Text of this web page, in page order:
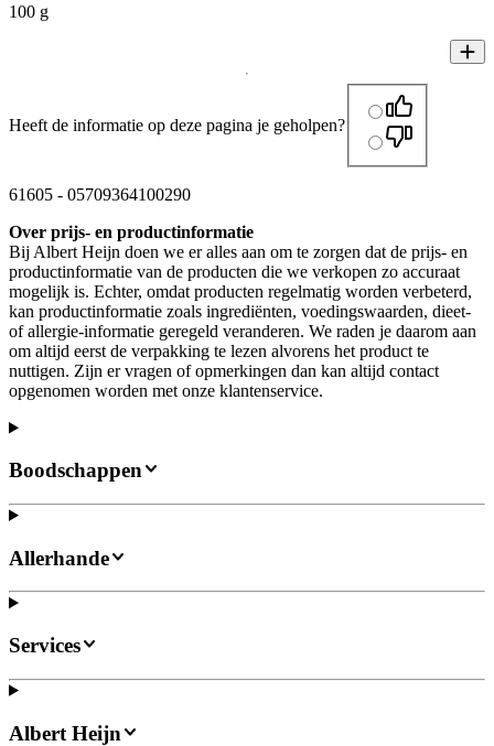
100 g
Heeft de informatie op deze pagina je geholpen?
61605 - 05709364100290
Over prijs- en productinformatie
Bij Albert Heijn doen we er alles aan om te zorgen dat de prijs- en
productinformatie van de producten die we verkopen zo accuraat
mogelijk is. Echter, omdat producten regelmatig worden verbeterd,
kan productinformatie zoals ingrediënten, voedingswaarden, dieet-
of allergie-informatie geregeld veranderen. We raden je daarom aan
om altijd eerst de verpakking te lezen alvorens het product te
nuttigen. Zijn er vragen of opmerkingen dan kan altijd contact
opgenomen worden met onze klantenservice.
Boodschappen
Allerhande
Services
Albert Heijn